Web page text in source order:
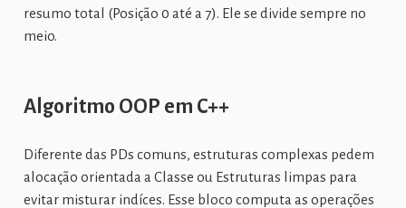
resumo total (Posição 0 até a 7). Ele se divide sempre no
meio.
Algoritmo OOP em C++
Diferente das PDs comuns, estruturas complexas pedem
alocação orientada a Classe ou Estruturas limpas para
evitar misturar indíces. Esse bloco computa as operações